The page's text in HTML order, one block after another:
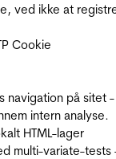
ved ikke at
Cookie
navigation på sitet -
intern analyse.
HTML-lager
multi-variate-tests